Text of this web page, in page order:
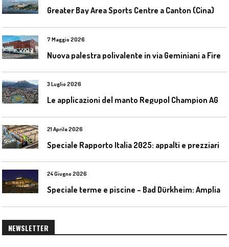
Greater Bay Area Sports Centre a Canton (Cina)
7 Maggio 2026
3 Luglio 2026
21 Aprile 2026
Speciale Rapporto Italia 2025: appalti e prezziari
24 Giugno 2026
NEWSLETTER